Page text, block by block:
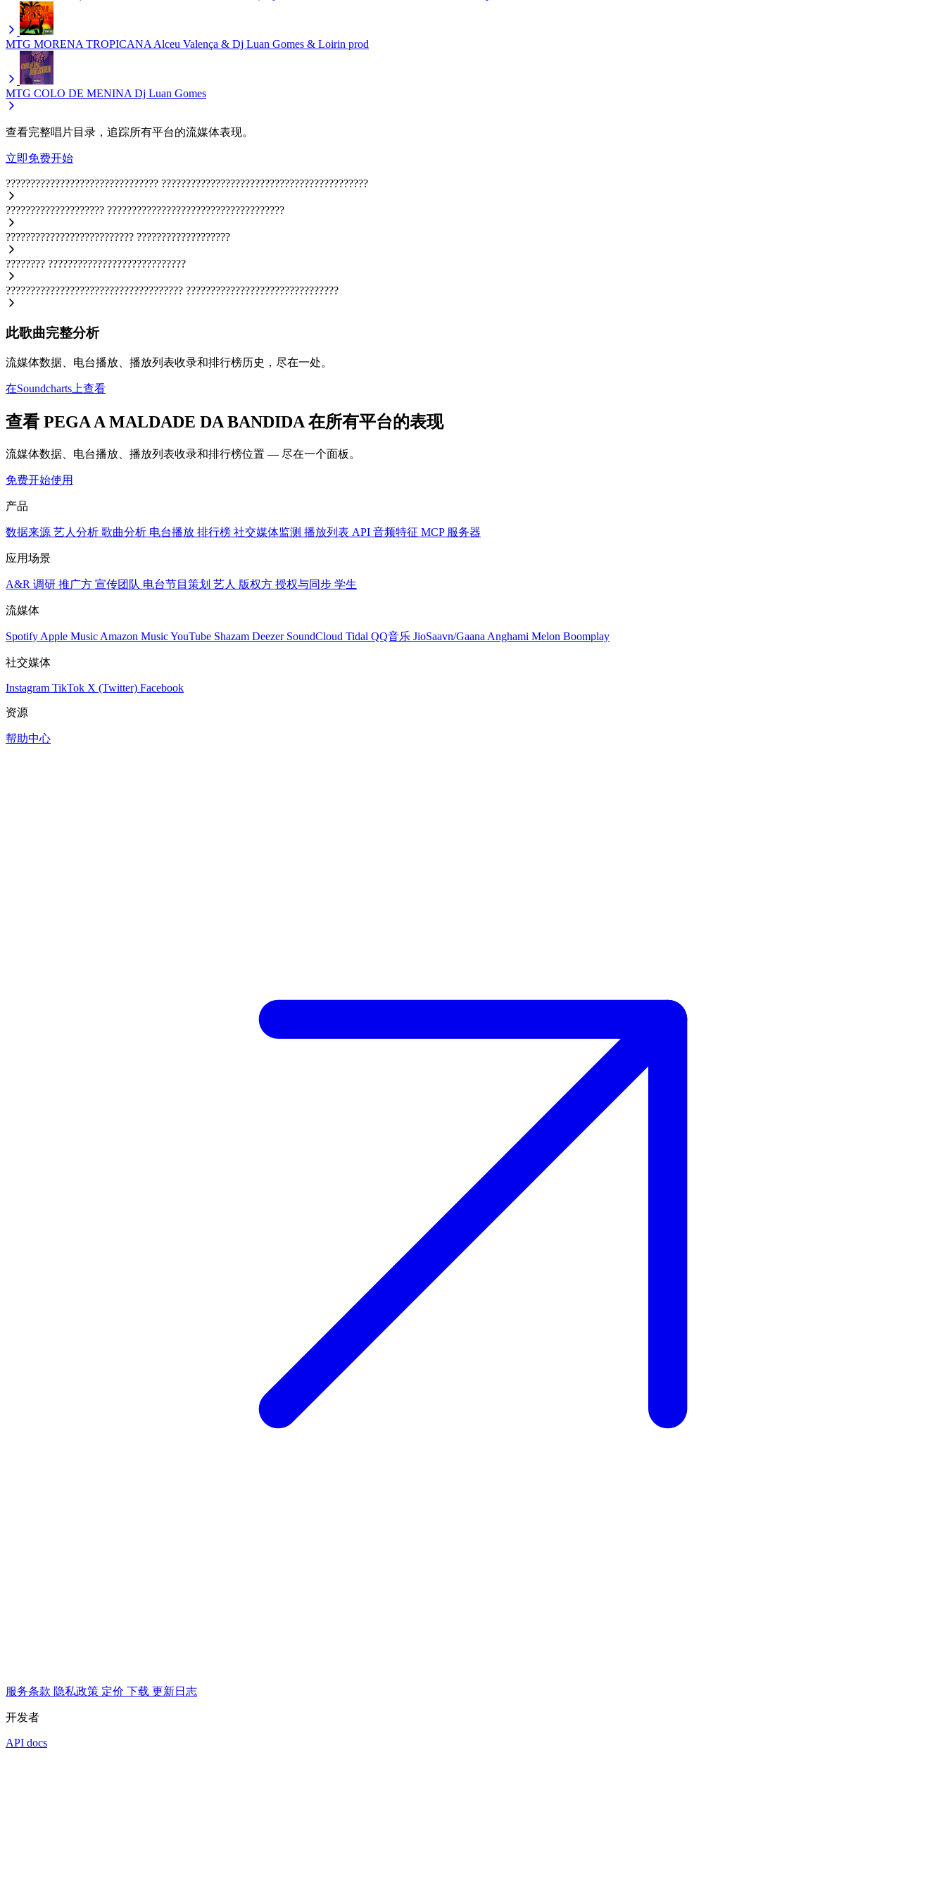
MTG MORENA TROPICANA Alceu Valença & Dj Luan Gomes & Loirin prod
MTG COLO DE MENINA Dj Luan Gomes
查看完整唱片目录，追踪所有平台的流媒体表现。
立即免费开始
??????????????????????????????? ??????????????????????????????????????????
???????????????????? ????????????????????????????????????
?????????????????????????? ???????????????????
???????? ????????????????????????????
???????????????????????????????????? ???????????????????????????????
此歌曲完整分析
流媒体数据、电台播放、播放列表收录和排行榜历史，尽在一处。
在Soundcharts上查看
查看 PEGA A MALDADE DA BANDIDA 在所有平台的表现
流媒体数据、电台播放、播放列表收录和排行榜位置 — 尽在一个面板。
免费开始使用
产品
数据来源 艺人分析 歌曲分析 电台播放 排行榜 社交媒体监测 播放列表 API 音频特征 MCP 服务器
应用场景
A&R 调研 推广方 宣传团队 电台节目策划 艺人 版权方 授权与同步 学生
流媒体
Spotify Apple Music Amazon MusicYouTube Shazam Deezer SoundCloud Tidal QQ音乐 JioSaavn/Gaana Anghami Melon Boomplay
社交媒体
Instagram TikTok X (Twitter) Facebook
资源
帮助中心
服务条款 隐私政策 定价 下载 更新日志
开发者
API docs